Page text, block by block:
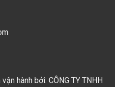
hành bởi: CÔNG TY TNHH